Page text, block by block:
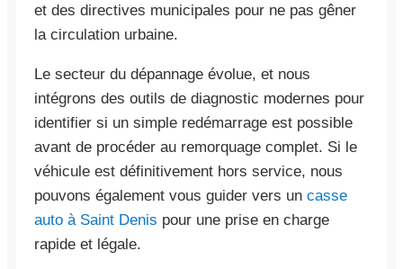
et des directives municipales pour ne pas gêner
la circulation urbaine.
Le secteur du dépannage évolue, et nous
intégrons des outils de diagnostic modernes pour
identifier si un simple redémarrage est possible
avant de procéder au remorquage complet. Si le
véhicule est définitivement hors service, nous
pouvons également vous guider vers un casse
auto à Saint Denis pour une prise en charge
rapide et légale.